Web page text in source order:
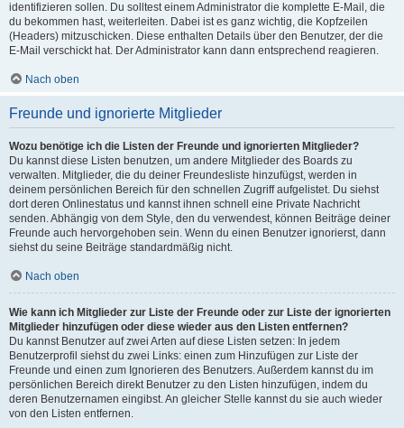
identifizieren sollen. Du solltest einem Administrator die komplette E-Mail, die
du bekommen hast, weiterleiten. Dabei ist es ganz wichtig, die Kopfzeilen
(Headers) mitzuschicken. Diese enthalten Details über den Benutzer, der die
E-Mail verschickt hat. Der Administrator kann dann entsprechend reagieren.
Nach oben
Freunde und ignorierte Mitglieder
Wozu benötige ich die Listen der Freunde und ignorierten Mitglieder?
Du kannst diese Listen benutzen, um andere Mitglieder des Boards zu
verwalten. Mitglieder, die du deiner Freundesliste hinzufügst, werden in
deinem persönlichen Bereich für den schnellen Zugriff aufgelistet. Du siehst
dort deren Onlinestatus und kannst ihnen schnell eine Private Nachricht
senden. Abhängig von dem Style, den du verwendest, können Beiträge deiner
Freunde auch hervorgehoben sein. Wenn du einen Benutzer ignorierst, dann
siehst du seine Beiträge standardmäßig nicht.
Nach oben
Wie kann ich Mitglieder zur Liste der Freunde oder zur Liste der ignorierten
Mitglieder hinzufügen oder diese wieder aus den Listen entfernen?
Du kannst Benutzer auf zwei Arten auf diese Listen setzen: In jedem
Benutzerprofil siehst du zwei Links: einen zum Hinzufügen zur Liste der
Freunde und einen zum Ignorieren des Benutzers. Außerdem kannst du im
persönlichen Bereich direkt Benutzer zu den Listen hinzufügen, indem du
deren Benutzernamen eingibst. An gleicher Stelle kannst du sie auch wieder
von den Listen entfernen.